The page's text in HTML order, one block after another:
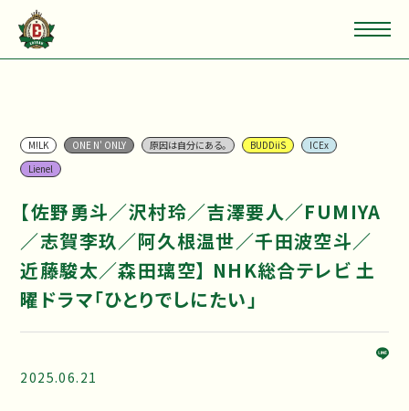
M!LK ONE N' ONLY 原因は自分にある。 BUDDiiS
ICEx
Lienel
【佐野勇斗／沢村玲／吉澤要人／FUMIYA
／志賀李玖／阿久根温世／千田波空斗／
近藤駿太／森田璃空】 NHK総合テレビ 土
曜ドラマ「ひとりでしにたい」
2025.06.21